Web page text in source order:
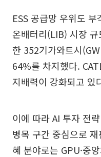
ESS 공급망 우위도
온배터리(LIB) 시장
한 352기가와트시
64%를 차지했다.
지배력이 강화되고 있
이에 따라 AI 투자 전
병목 구간 중심으로
혜 분야로는 GPU·중